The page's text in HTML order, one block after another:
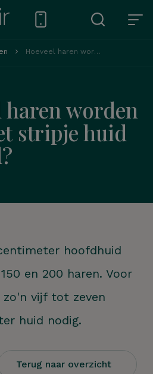
Hoeveel haren worden er uit het stripje huid gehaald?
haren worden
stripje huid
hoofdhuid
en 200 haren. Voor
zo'n vijf tot zeven
huid nodig.
Terug naar overzicht